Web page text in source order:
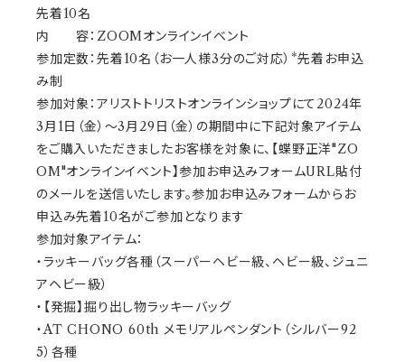
先着10名
内 容：ZOOMオンラインイベント
参加定数：先着10名（お一人様3分のご対応）*先着お申込
み制
参加対象：アリストトリストオンラインショップにて2024年
3月1日（金）～3月29日（金）の期間中に下記対象アイテム
をご購入いただきましたお客様を対象に、【蝶野正洋"ZO
OM"オンラインイベント】参加お申込みフォームURL貼付
のメールを送信いたします。参加お申込みフォームからお
申込み先着10名がご参加となります
参加対象アイテム：
・ラッキーバッグ各種（スーパーヘビー級、ヘビー級、ジュニ
アヘビー級）
・【発掘】掘り出し物ラッキーバッグ
・AT CHONO 60th メモリアルペンダント（シルバー92
5）各種